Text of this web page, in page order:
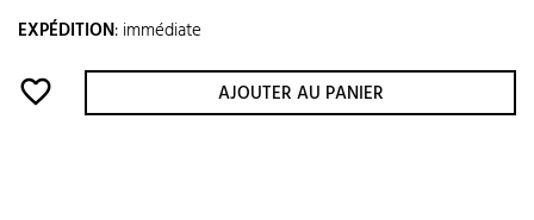
EXPÉDITION: immédiate
favorite_border AJOUTER AU PANIER